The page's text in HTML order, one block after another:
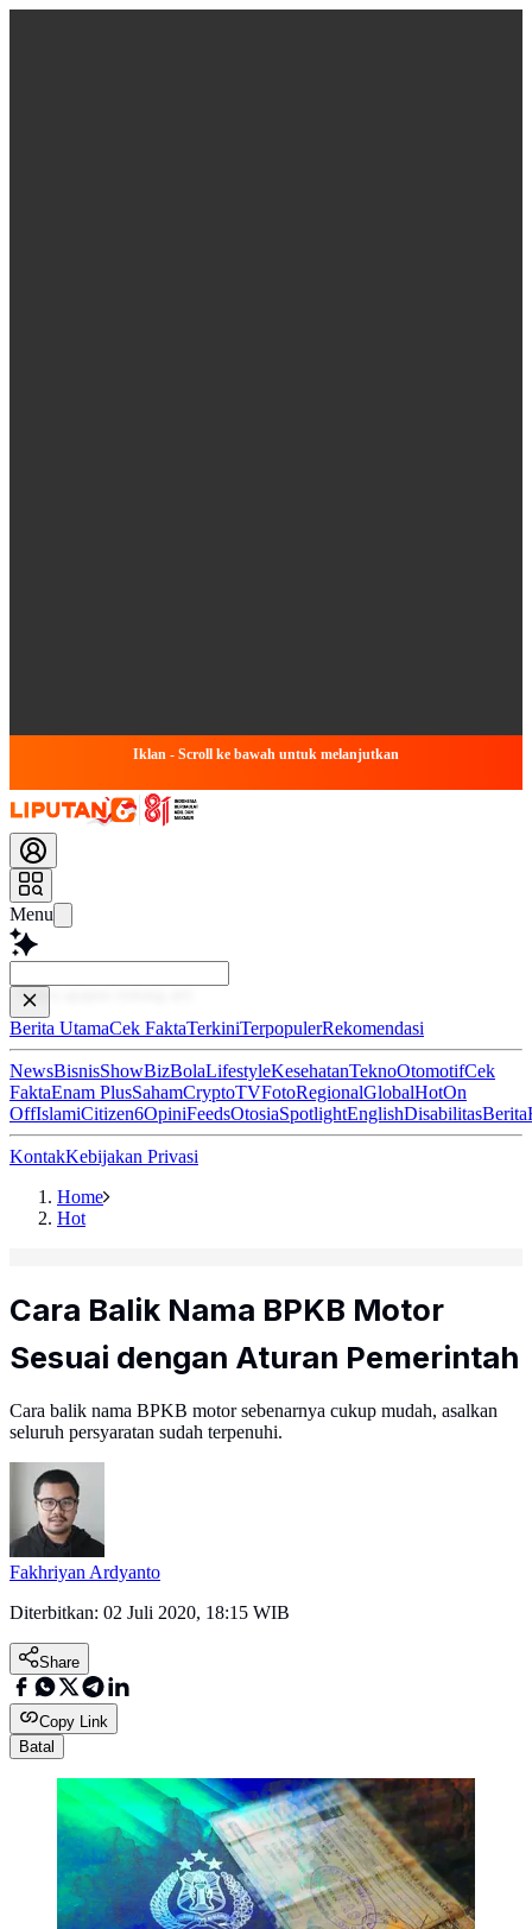
Iklan - Scroll ke bawah untuk melanjutkan
Menu
Baca
Berita UtamaCek FaktaTerkiniTerpopulerRekomendasi
NewsBisnisShowBizBolaLifestyleKesehatanTeknoOtomotifCek
FaktaEnam PlusSahamCryptoTVFotoRegionalGlobalHotOn
OffIslamiCitizen6OpiniFeedsOtosiaSpotlightEnglishDisabilitasBerita
KontakKebijakan Privasi
Home
Hot
Cara Balik Nama BPKB Motor
Sesuai dengan Aturan Pemerintah
Cara balik nama BPKB motor sebenarnya cukup mudah, asalkan
seluruh persyaratan sudah terpenuhi.
Fakhriyan Ardyanto
Diterbitkan: 02 Juli 2020, 18:15 WIB
Share
Copy Link
Batal